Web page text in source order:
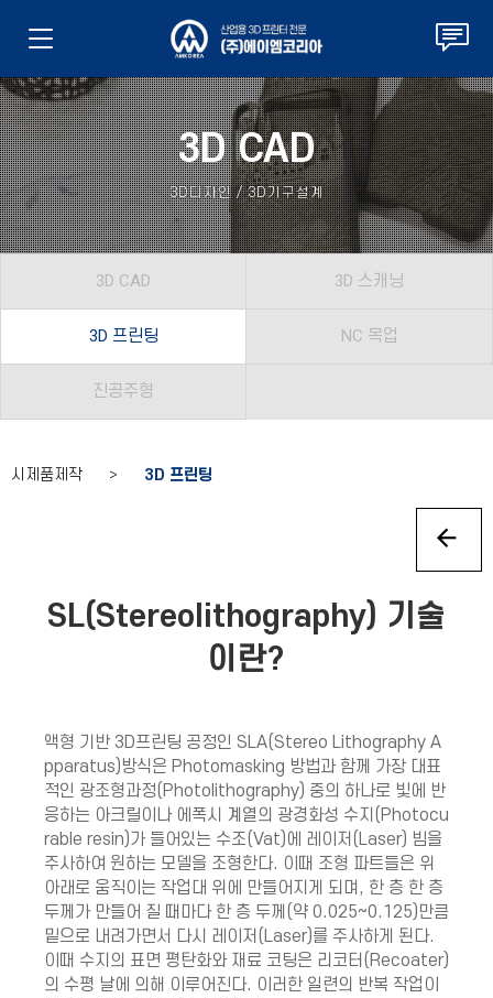
3D CAD
3D디자인 / 3D기구설계
3D CAD 3D 스캐닝
3D 프린팅 NC 목업
진공주형
시제품제작 > 3D 프린팅
SL(Stereolithography) 기술
이란?
액형 기반 3D프린팅 공정인 SLA(Stereo Lithography A
pparatus)방식은 Photomasking 방법과 함께 가장 대표
적인 광조형과정(Photolithography) 중의 하나로 빛에 반
응하는 아크릴이나 에폭시 계열의 광경화성 수지(Photocu
rable resin)가 들어있는 수조(Vat)에 레이저(Laser) 빔을
주사하여 원하는 모델을 조형한다. 이때 조형 파트들은 위
아래로 움직이는 작업대 위에 만들어지게 되며, 한 층 한 층
두께가 만들어 질 때마다 한 층 두께(약 0.025~0.125)만큼
밑으로 내려가면서 다시 레이저(Laser)를 주사하게 된다.
이때 수지의 표면 평탄화와 재료 코팅은 리코터(Recoater)
의 수평 날에 의해 이루어진다. 이러한 일련의 반복 작업이